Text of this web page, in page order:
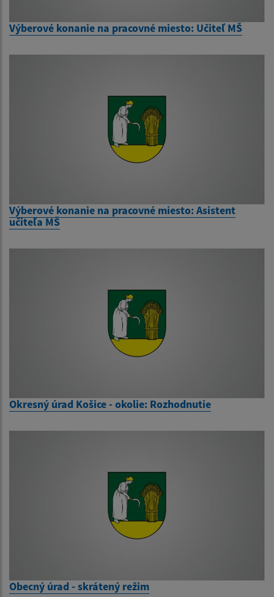
Výberové konanie na pracovné miesto: Učiteľ MŠ
Výberové konanie na pracovné miesto: Asistent
učiteľa MŠ
Okresný úrad Košice - okolie: Rozhodnutie
Obecný úrad - skrátený režim